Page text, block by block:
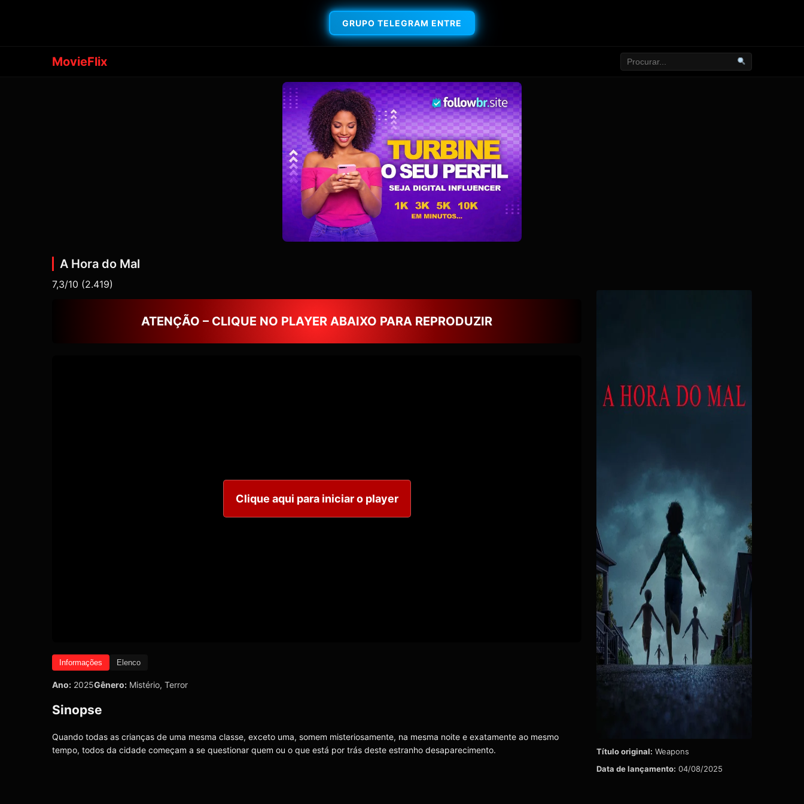
GRUPO TELEGRAM ENTRE
MovieFlix
A Hora do Mal
7,3/10 (2.419)
ATENÇÃO – CLIQUE NO PLAYER ABAIXO PARA REPRODUZIR
Clique aqui para iniciar o player
Informações Elenco
Ano: 2025Gênero: Mistério, Terror
Sinopse
Quando todas as crianças de uma mesma classe, exceto uma, somem misteriosamente, na mesma noite e exatamente ao mesmo
tempo, todos da cidade começam a se questionar quem ou o que está por trás deste estranho desaparecimento.
Título original: Weapons
Data de lançamento: 04/08/2025